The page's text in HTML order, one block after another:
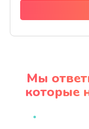
Ремонт
Мы
которые